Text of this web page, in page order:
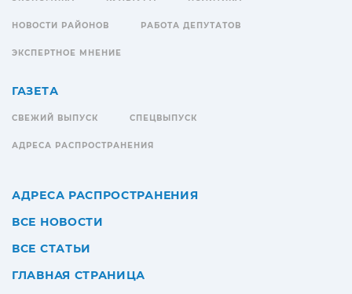
НОВОСТИ РАЙОНОВ РАБОТА ДЕПУТАТОВ
ЭКСПЕРТНОЕ МНЕНИЕ
ГАЗЕТА
СВЕЖИЙ ВЫПУСК СПЕЦВЫПУСК
АДРЕСА РАСПРОСТРАНЕНИЯ
АДРЕСА РАСПРОСТРАНЕНИЯ
ВСЕ НОВОСТИ
ВСЕ СТАТЬИ
ГЛАВНАЯ СТРАНИЦА